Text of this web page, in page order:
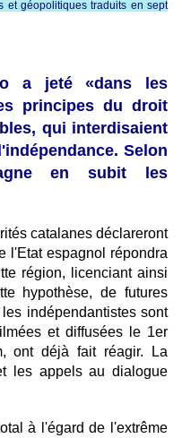
et géopolitiques traduits en sept
a jeté «dans les
principes du droit
qui interdisaient
Selon
en subit les
catalanes déclareront
l'Etat espagnol répondra
région, licenciant ainsi
hypothèse, de futures
indépendantistes sont
et diffusées le 1er
ont déjà fait réagir. La
les appels au dialogue
à l'égard de l'extrême